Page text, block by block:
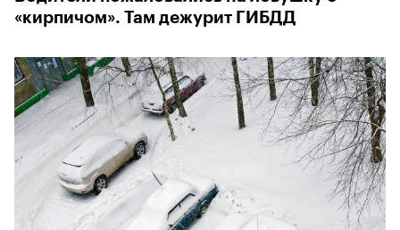
«кирпичом». Там дежурит ГИБДД